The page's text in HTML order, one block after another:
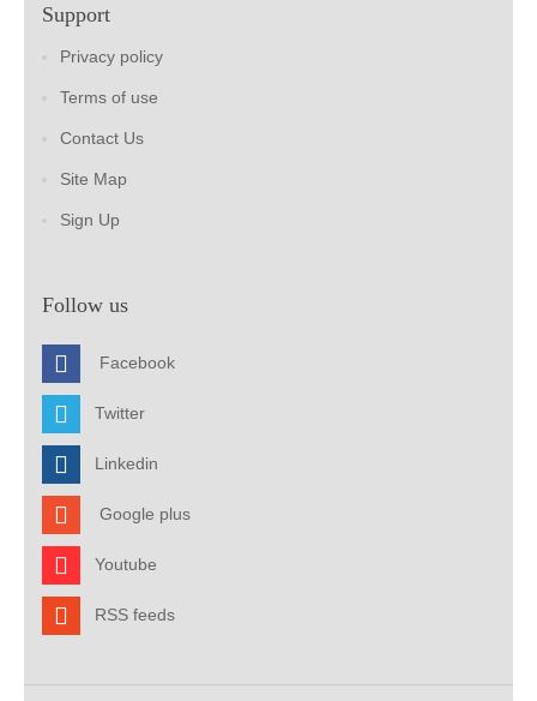
Support
Privacy policy
Terms of use
Contact Us
Site Map
Sign Up
Follow us
Facebook
Twitter
Linkedin
Google plus
Youtube
RSS feeds